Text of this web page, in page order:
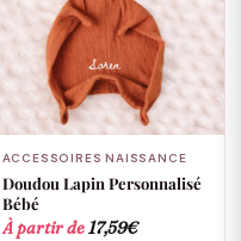
ACCESSOIRES NAISSANCE
Doudou Lapin Personnalisé
Bébé
À partir de17,59€